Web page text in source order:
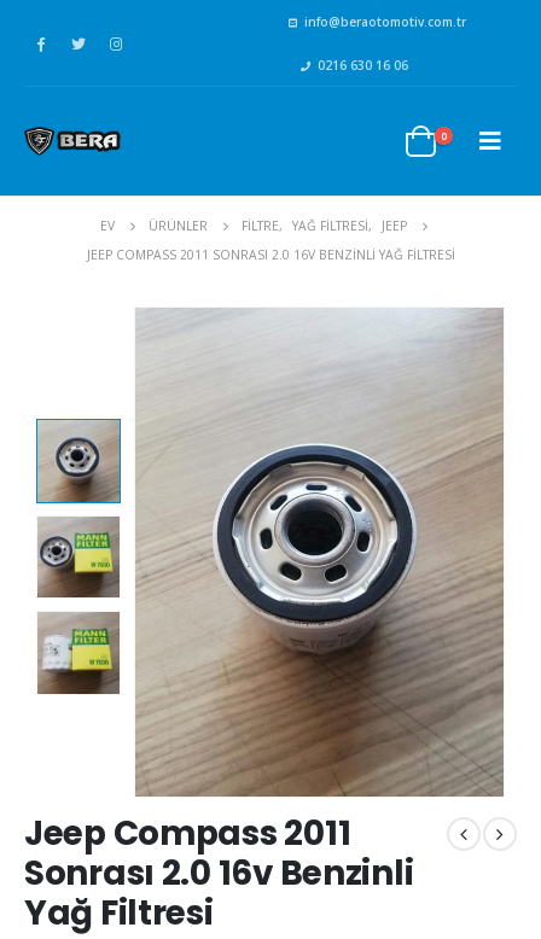
info@beraotomotiv.com.tr
0216 630 16 06
0
EV ÜRÜNLER FİLTRE, YAĞ FİLTRESİ,
JEEP
JEEP COMPASS 2011 SONRASI 2.0 16V BENZINLI YAĞ FILTRESI
Jeep Compass 2011
Sonrası 2.0 16v Benzinli
Yağ Filtresi